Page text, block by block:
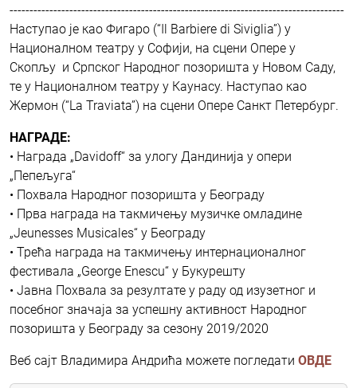
------------------------------------------------------------------------------------
Наступао је као Фигаро (“Il Barbiere di Siviglia”) у
Националном театру у Софији, на сцени Опере у
Скопљу и Српског Народног позоришта у Новом Саду,
те у Националном театру у Каунасу. Наступао као
Жермон (“La Traviata”) на сцени Опере Санкт Петербург.
НАГРАДЕ:
• Награда „Davidoff“ за улогу Дандинија у опери
„Пепељуга“
• Похвала Народног позоришта у Београду
• Прва награда на такмичењу музичке омладине
„Jeunesses Musicales“ у Београду
• Трећа награда на такмичењу интернационалног
фестивала „George Enescu“ у Букурешту
• Јавна Похвала за резултате у раду од изузетног и
посебног значаја за успешну активност Народног
позоришта у Београду за сезону 2019/2020
Веб сајт Владимира Андрића можете погледати ОВДЕ